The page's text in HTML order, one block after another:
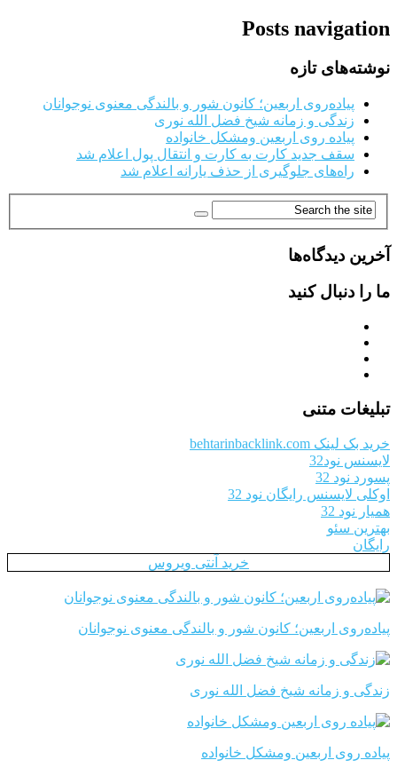
Posts navigation
نوشته‌های تازه
پیاده‌روی اربعین؛ کانون شور و بالندگی معنوی نوجوانان
زندگی و زمانه شیخ فضل الله نوری
پیاده روی اربعین ومشکل خانواده
سقف جدید کارت به کارت و انتقال پول اعلام شد
راه‌های جلوگیری از حذف یارانه اعلام شد
آخرین دیدگاه‌ها
ما را دنبال کنید
تبلیغات متنی
خرید بک لینک behtarinbacklink.com
لایسنس نود32
پسورد نود 32
اوکلی لایسنس رایگان نود 32
همیار نود 32
بهترین سئو
رایگان
خرید آنتی ویروس
پیاده‌روی اربعین؛ کانون شور و بالندگی معنوی نوجوانان
زندگی و زمانه شیخ فضل الله نوری
پیاده روی اربعین ومشکل خانواده